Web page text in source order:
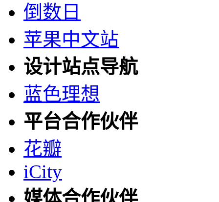
倒数日
苹果中文站
设计站点导航
蓝色理想
平台合作伙伴
花瓣
iCity
媒体合作伙伴